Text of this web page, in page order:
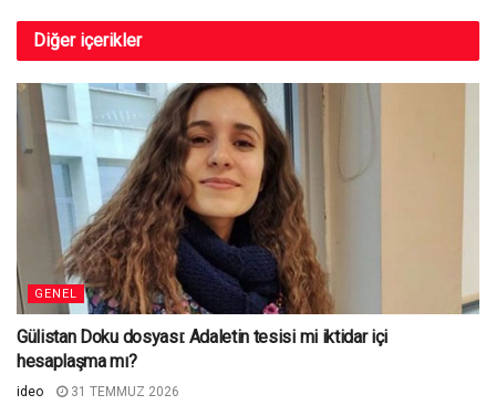
Diğer içerikler
GENEL
Gülistan Doku dosyası: Adaletin tesisi mi iktidar içi
hesaplaşma mı?
ideo 31 TEMMUZ 2026